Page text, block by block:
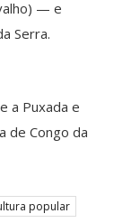
— e
Serra.
a Puxada e
de Congo da
popular